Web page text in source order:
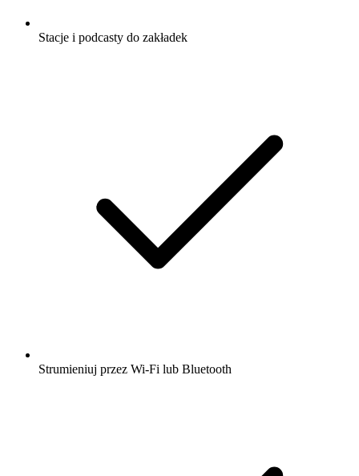
Stacje i podcasty do zakładek
Strumieniuj przez Wi-Fi lub Bluetooth